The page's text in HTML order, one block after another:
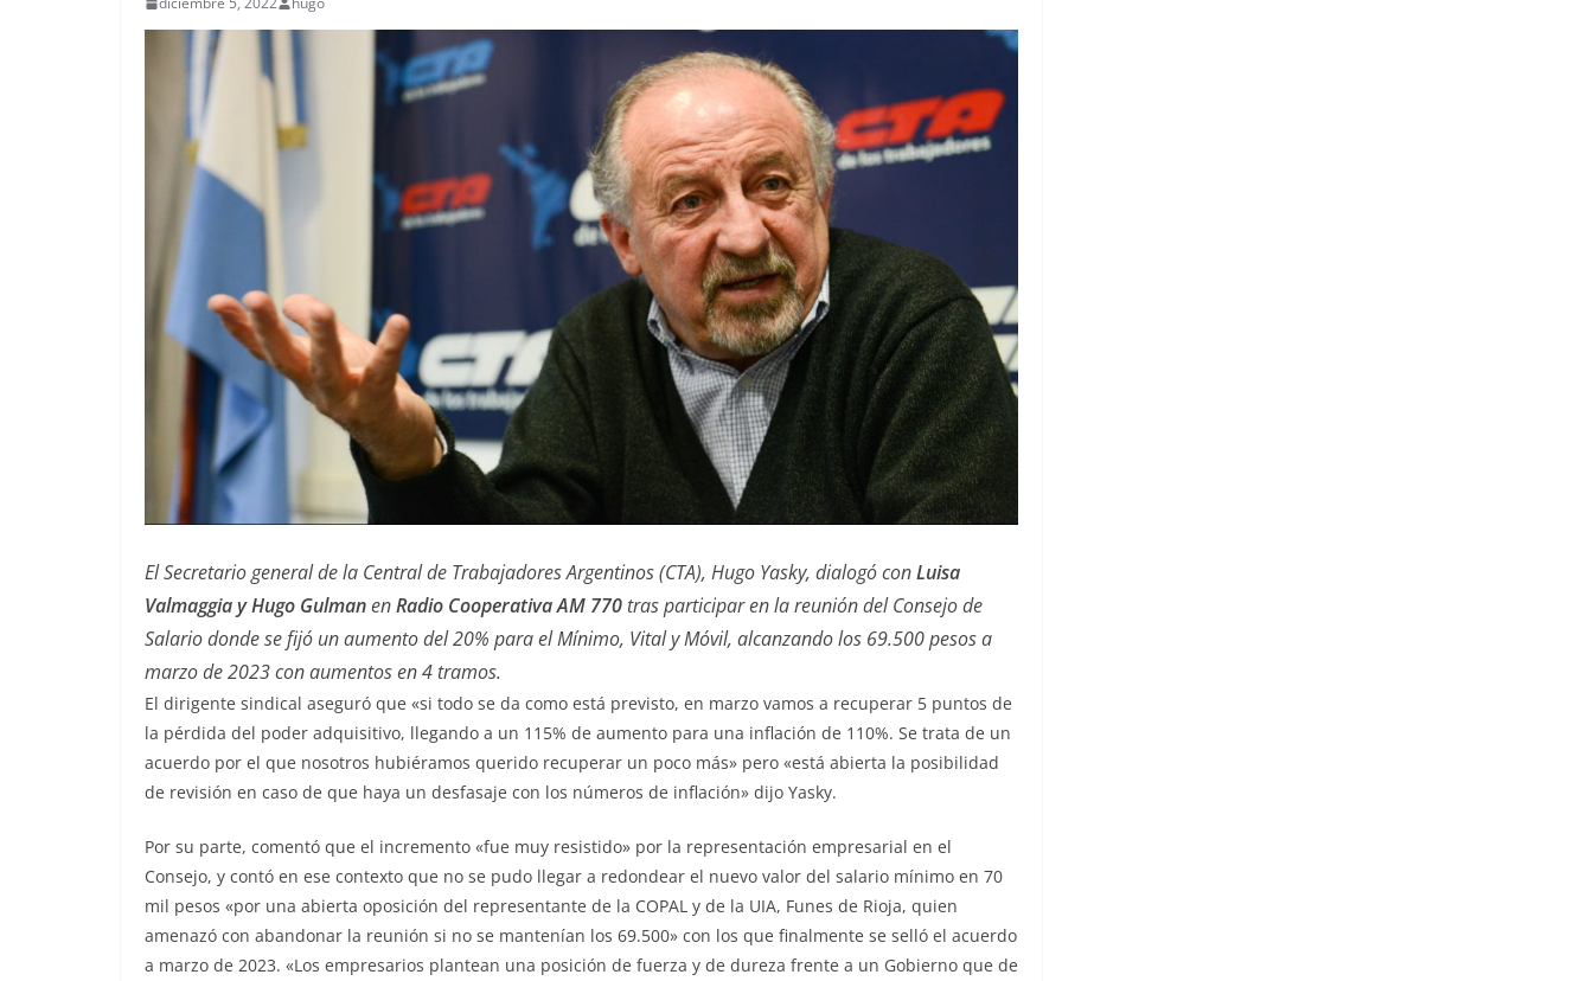
El Secretario general de la Central de Trabajadores Argentinos (CTA), Hugo Yasky, dialogó conLuisa
Valmaggia y Hugo GulmanenRadio Cooperativa AM 770 tras participar en la reunión del Consejo de
Salario donde se fijó un aumento del 20% para el Mínimo, Vital y Móvil, alcanzando los 69.500 pesos a
marzo de 2023 con aumentos en 4 tramos.
El dirigente sindical aseguró que «si todo se da como está previsto, en marzo vamos a recuperar 5 puntos de
la pérdida del poder adquisitivo, llegando a un 115% de aumento para una inflación de 110%. Se trata de un
acuerdo por el que nosotros hubiéramos querido recuperar un poco más» pero «está abierta la posibilidad
de revisión en caso de que haya un desfasaje con los números de inflación» dijo Yasky.
Por su parte, comentó que el incremento «fue muy resistido» por la representación empresarial en el
Consejo, y contó en ese contexto que no se pudo llegar a redondear el nuevo valor del salario mínimo en 70
mil pesos «por una abierta oposición del representante de la COPAL y de la UIA, Funes de Rioja, quien
amenazó con abandonar la reunión si no se mantenían los 69.500» con los que finalmente se selló el acuerdo
a marzo de 2023. «Los empresarios plantean una posición de fuerza y de dureza frente a un Gobierno que de